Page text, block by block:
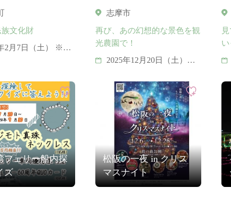
文化財
2月7日（土） ※毎
志摩市
再び、あの幻想的な景色を観
光農園で！
2025年12月20日（土）～
い
フェリー船内探
ズ
松阪の一夜 in クリス
マスナイト